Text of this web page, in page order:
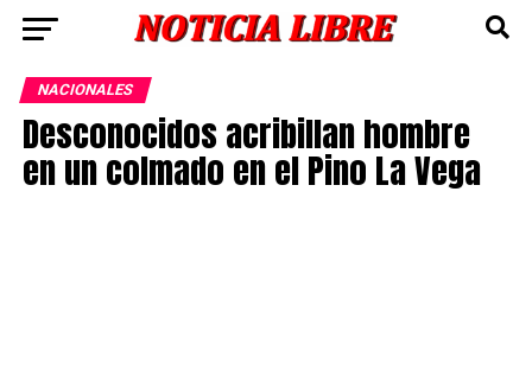
NACIONALES
Desconocidos acribillan hombre
en un colmado en el Pino La Vega